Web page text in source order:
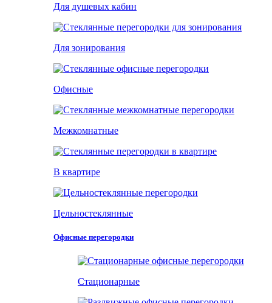
Для душевых кабин
Для зонирования
Офисные
Межкомнатные
В квартире
Цельностеклянные
Офисные перегородки
Стационарные